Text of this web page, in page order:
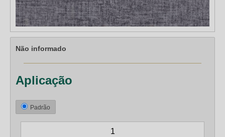
Não informado
Aplicação
Padrão